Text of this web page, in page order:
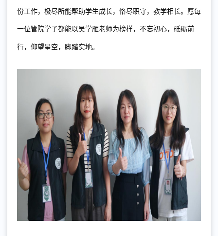
份工作，极尽所能帮助学生成长，恪尽职守，教学相长。愿每
一位管院学子都能以吴学雁老师为榜样，不忘初心，砥砺前
行，仰望星空，脚踏实地。